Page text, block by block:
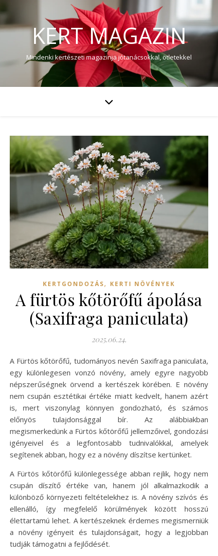
KERT MAGAZIN
Mindenki kertészeti magazinja jótanácsokkal, ötletekkel
KERTGONDOZÁS, KERTI NÖVÉNYEK
A fürtös kőtörőfű ápolása
(Saxifraga paniculata)
2025.06.24.
A Fürtös kőtörőfű, tudományos nevén Saxifraga paniculata,
egy különlegesen vonzó növény, amely egyre nagyobb
népszerűségnek örvend a kertészek körében. E növény
nem csupán esztétikai értéke miatt kedvelt, hanem azért
is, mert viszonylag könnyen gondozható, és számos
előnyös tulajdonsággal bír. Az alábbiakban
megismerkedünk a Fürtös kőtörőfű jellemzőivel, gondozási
igényeivel és a legfontosabb tudnivalókkal, amelyek
segítenek abban, hogy ez a növény díszítse kertünket.
A Fürtös kőtörőfű különlegessége abban rejlik, hogy nem
csupán díszítő értéke van, hanem jól alkalmazkodik a
különböző környezeti feltételekhez is. A növény szívós és
ellenálló, így megfelelő körülmények között hosszú
élettartamú lehet. A kertészeknek érdemes megismerniük
a növény igényeit és tulajdonságait, hogy a legjobban
tudják támogatni a fejlődését.